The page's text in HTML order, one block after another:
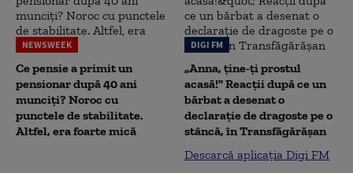
NEWSWEEK
Ce pensie a primit un
pensionar după 40 ani
munciți? Noroc cu
punctele de stabilitate.
Altfel, era foarte mică
DIGI FM
„Anna, ţine-ţi prostul
acasă!" Reacţii după ce un
bărbat a desenat o
declaraţie de dragoste pe o
stâncă, în Transfăgărăşan
Descarcă aplicația Digi FM